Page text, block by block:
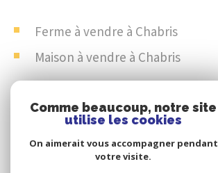
Ferme à vendre à Chabris
Maison à vendre à Chabris
Comme beaucoup, notre site
utilise les cookies
On aimerait vous accompagner pendant
votre visite.